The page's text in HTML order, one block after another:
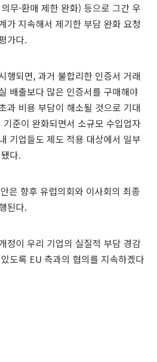
무·환매 제한 완화) 등으로 그간 우
가 지속해서 제기한 부담 완화 요청
가다.
행되면, 과거 불합리한 인증서 거래
배출보다 많은 인증서를 구매해야
과 비용 부담이 해소될 것으로 기대
준이 완화되면서 소규모 수입업자
기업들도 제도 적용 대상에서 일부
다.
은 향후 유럽의회와 이사회의 최종
된다.
정이 우리 기업의 실질적 부담 경감
도록 EU 측과의 협의를 지속하겠다